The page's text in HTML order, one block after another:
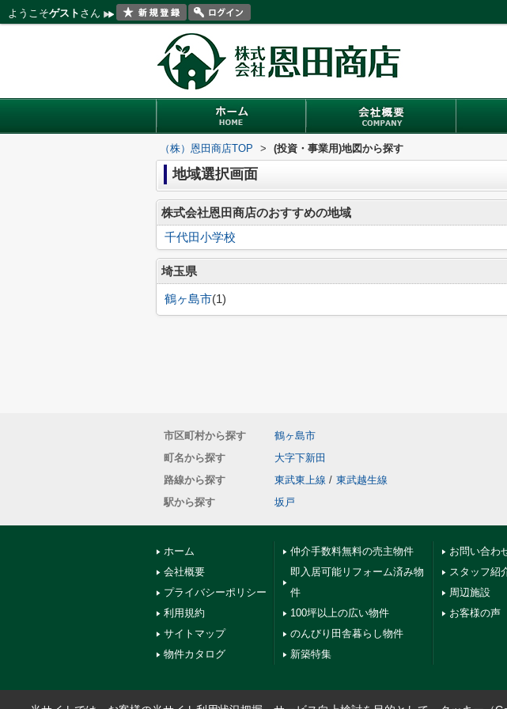
ようこそゲスト さん
（株）恩田商店TOP > (投資・事業用)地図から探す
地域選択画面
株式会社恩田商店のおすすめの地域
千代田小学校
埼玉県
鶴ヶ島市(1)
市区町村から探す
鶴ヶ島市
町名から探す
大字下新田
路線から探す
東武東上線 / 東武越生線
駅から探す
坂戸
ホーム
会社概要
プライバシーポリシー
利用規約
サイトマップ
物件カタログ
仲介手数料無料の売主物件
即入居可能リフォーム済み物
件
100坪以上の広い物件
のんびり田舎暮らし物件
新築特集
お問い合わ
スタッフ紹
周辺施設
お客様の声